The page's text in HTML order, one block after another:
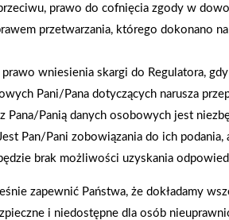
2026-01-12
Zacisze S.A. dołącza do Grupy PSB.
rok strategicznym otwarciem po
prawo do cofnięcia zgody w
przetwarzania, którego dokonano
wniesienia skargi do Regulatora,
Pani/Pana dotyczących narusza
Pana/Panią danych osobowych jest
Pan/Pani zobowiązania do ich
brak możliwości uzyskania
zapewnić Państwa, że dokładamy
i niedostępne dla osób